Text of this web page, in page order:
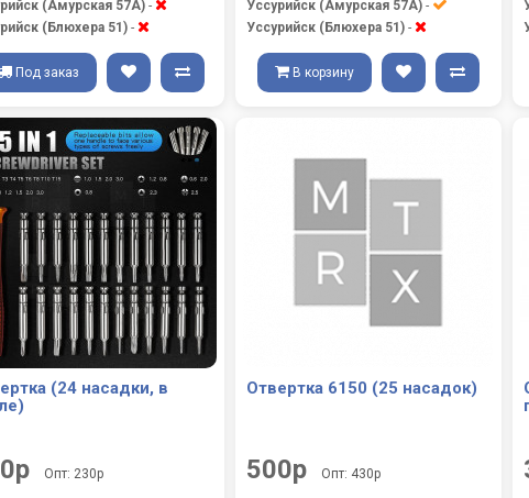
(Амурская 57А) -
(Блюхера 51) -
Под заказ
Уссурийск (Амурская 57А) -
Уссурийск (Блюхера 51) -
В корзину
(24 насадки, в
Опт: 230р
Отвертка 6150 (25 насадок)
500р Опт: 430р